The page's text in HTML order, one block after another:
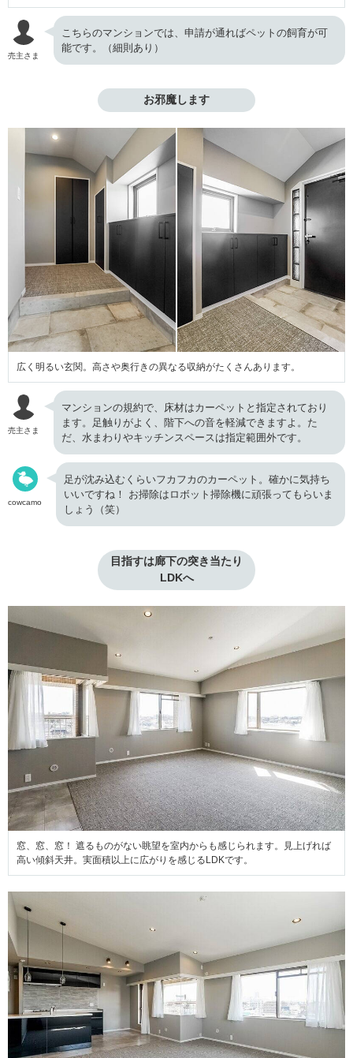
売主さま
こちらのマンションでは、申請が通ればペットの飼育が可
能です。（細則あり）
お邪魔します
広く明るい玄関。高さや奥行きの異なる収納がたくさんあります。
売主さま
マンションの規約で、床材はカーペットと指定されており
ます。足触りがよく、階下への音を軽減できますよ。た
だ、水まわりやキッチンスペースは指定範囲外です。
cowcamo
足が沈み込むくらいフカフカのカーペット。確かに気持ち
いいですね！ お掃除はロボット掃除機に頑張ってもらいま
しょう（笑）
目指すは廊下の突き当たり
LDKへ
窓、窓、窓！ 遮るものがない眺望を室内からも感じられます。見上げれば
高い傾斜天井。実面積以上に広がりを感じるLDKです。